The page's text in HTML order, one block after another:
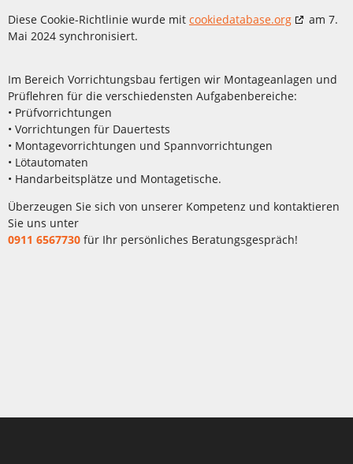
Diese Cookie-Richtlinie wurde mit cookiedatabase.org
am 7.
Mai 2024 synchronisiert.
Im Bereich Vorrichtungsbau fertigen wir Montageanlagen und
Prüflehren für die verschiedensten Aufgabenbereiche:
• Prüfvorrichtungen
• Vorrichtungen für Dauertests
• Montagevorrichtungen und Spannvorrichtungen
• Lötautomaten
• Handarbeitsplätze und Montagetische.
Überzeugen Sie sich von unserer Kompetenz und kontaktieren
Sie uns unter
0911 6567730 für Ihr persönliches Beratungsgespräch!